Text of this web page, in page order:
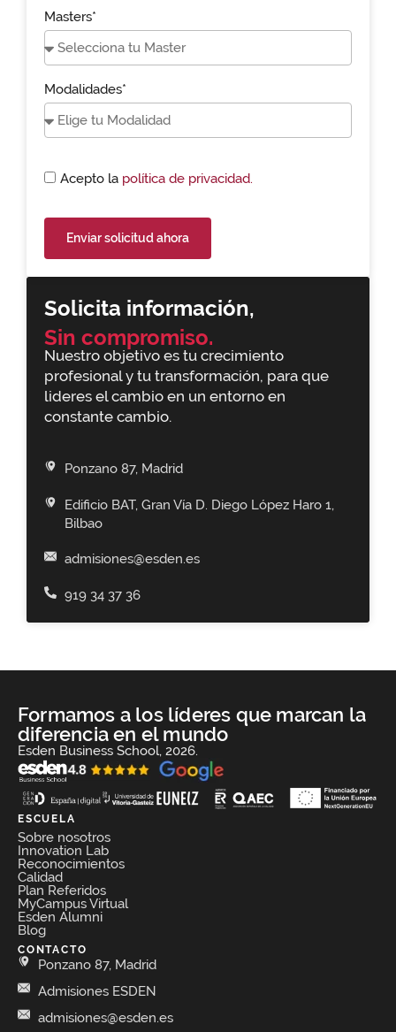
Solicita información,
Sin compromiso.
Nuestro objetivo es tu crecimiento
profesional y tu transformación, para que
lideres el cambio en un entorno en
constante cambio.
Ponzano 87, Madrid
Edificio BAT, Gran Vía D. Diego López Haro 1,
Bilbao
admisiones@esden.es
919 34 37 36
Masters*
Modalidades*
Acepto la política de privacidad.
Enviar solicitud ahora
Formamos a los líderes que marcan la
diferencia en el mundo
Esden Business School, 2026.
ESCUELA
Sobre nosotros
Innovation Lab
Reconocimientos
Calidad
Plan Referidos
MyCampus Virtual
Esden Alumni
Blog
CONTACTO
Ponzano 87, Madrid
Admisiones ESDEN
admisiones@esden.es